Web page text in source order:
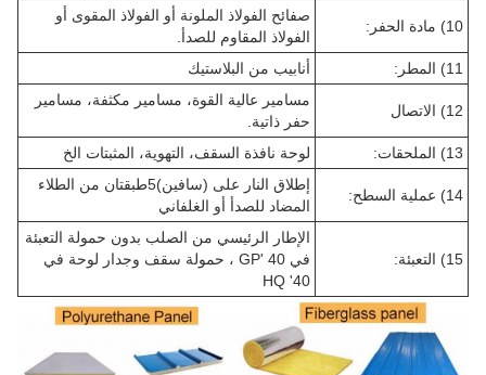
10) مادة الحفر:
صفائح الفولاذ الملونة أو الفولاذ المقوى أو
الفولاذ المقاوم للصدأ.
11) المطر:
أنابيب من البلاستيك
12) الاتصال
مسامير عالية القوة، مسامير مكثفة، مسامير
حفر ذاتية.
13) الملحقات:
لوحة نافذة السقف، التهوية، المثبتات الخ
14) عملية السطح:
إطلاق النار على (سافين)5طبقتان من الطلاء
المضاد للصدأ أو الغلفاني
15) التعبئة:
الإطار الرئيسي من الصلب بدون حمولة التعبئة
في 40 'GP ، حمولة سقف وجدار لوحة في
40' HQ